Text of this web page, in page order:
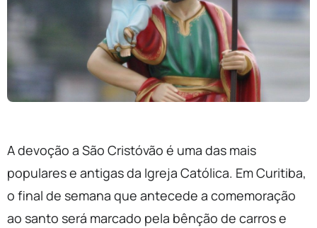
A devoção a São Cristóvão é uma das mais
populares e antigas da Igreja Católica. Em Curitiba,
o final de semana que antecede a comemoração
ao santo será marcado pela bênção de carros e